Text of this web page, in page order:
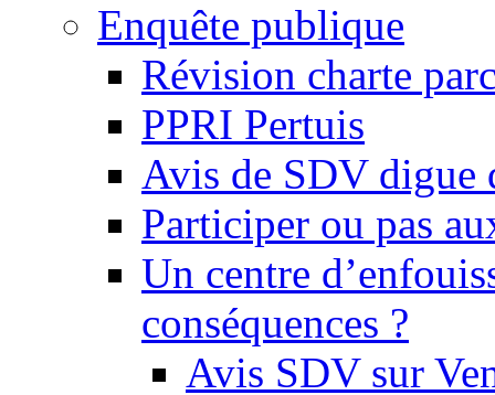
Enquête publique
Révision charte
PPRI Pertuis
Avis de SDV digue
Participer ou pas
Un centre
conséquences ?
Avis SDV sur